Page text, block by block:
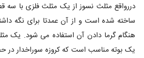
دررواقع مثلث نسوز از یک مثلث فلزی با
ساخته شده است و از آن عمدتا برای نگه
هنگام گرما دادن آن استفاده می شود. یک
یک بوته مناسب است که کروزه سوراخدار در